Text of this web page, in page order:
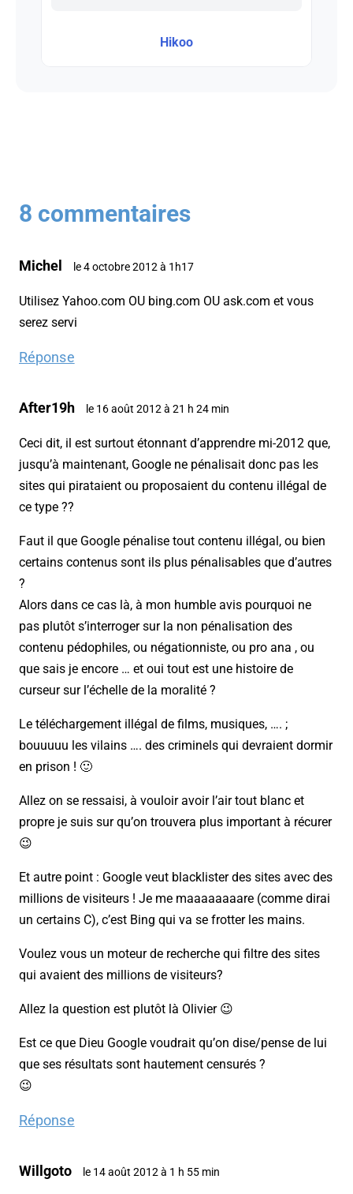
Hikoo
8 commentaires
Michel le 4 octobre 2012 à 1h17
Utilisez Yahoo.com OU bing.com OU ask.com et vous
serez servi
Réponse
After19h le 16 août 2012 à 21 h 24 min
Ceci dit, il est surtout étonnant d’apprendre mi-2012 que,
jusqu’à maintenant, Google ne pénalisait donc pas les
sites qui pirataient ou proposaient du contenu illégal de
ce type ??
Faut il que Google pénalise tout contenu illégal, ou bien
certains contenus sont ils plus pénalisables que d’autres
?
Alors dans ce cas là, à mon humble avis pourquoi ne
pas plutôt s’interroger sur la non pénalisation des
contenu pédophiles, ou négationniste, ou pro ana , ou
que sais je encore … et oui tout est une histoire de
curseur sur l’échelle de la moralité ?
Le téléchargement illégal de films, musiques, …. ;
bouuuuu les vilains …. des criminels qui devraient dormir
en prison ! 🙂
Allez on se ressaisi, à vouloir avoir l’air tout blanc et
propre je suis sur qu’on trouvera plus important à récurer
😉
Et autre point : Google veut blacklister des sites avec des
millions de visiteurs ! Je me maaaaaaaare (comme dirai
un certains C), c’est Bing qui va se frotter les mains.
Voulez vous un moteur de recherche qui filtre des sites
qui avaient des millions de visiteurs?
Allez la question est plutôt là Olivier 😉
Est ce que Dieu Google voudrait qu’on dise/pense de lui
que ses résultats sont hautement censurés ?
😉
Réponse
Willgoto le 14 août 2012 à 1 h 55 min